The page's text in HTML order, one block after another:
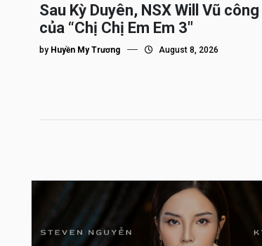
Sau Kỳ Duyên, NSX Will Vũ
của “Chị Chị Em Em 3″
by Huyền My Trương August 8, 2026